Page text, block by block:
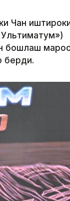
Чан
бошлаш
берди.